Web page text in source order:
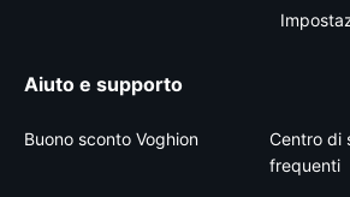
Aiuto e supporto
Buono sconto Voghion
Centro di
frequenti